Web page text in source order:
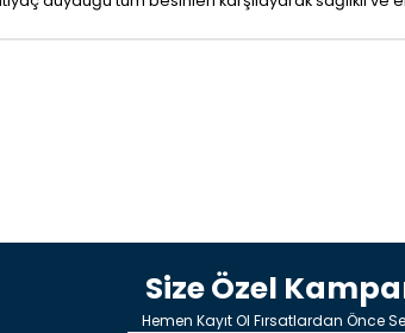
Size Özel
Hemen Kayıt Ol Fırsatlardan Önce